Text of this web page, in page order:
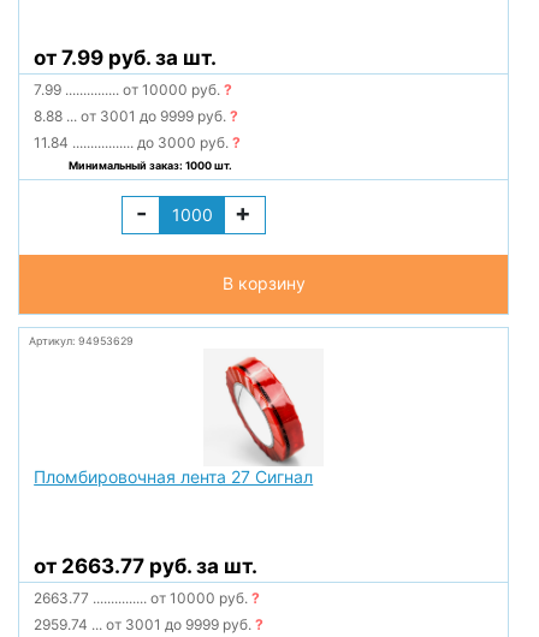
от 7.99 руб. за шт.
7.99 ............... от 10000 руб.?
8.88 ... от 3001 до 9999 руб.?
11.84 ................. до 3000 руб.?
Минимальный заказ: 1000 шт.
- +
В корзину
Артикул: 94953629
Пломбировочная лента 27 Сигнал
от 2663.77 руб. за шт.
2663.77 ............... от 10000 руб.?
2959.74 ... от 3001 до 9999 руб.?